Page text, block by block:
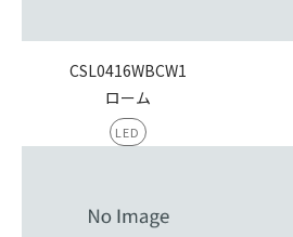
CSL0416WBCW1
ローム
LED